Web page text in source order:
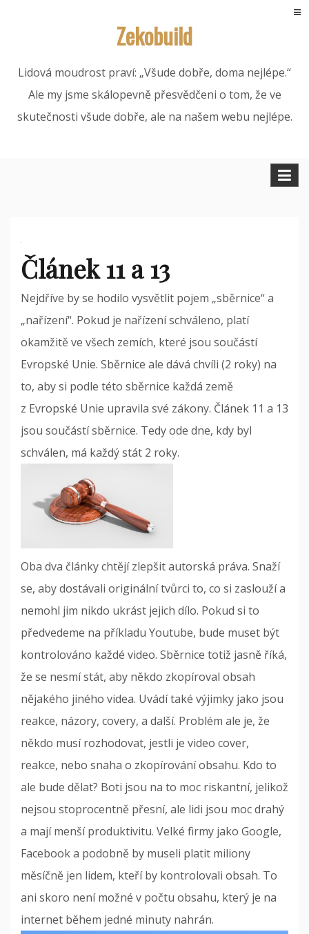
Zekobuild
Lidová moudrost praví: „Všude dobře, doma nejlépe.“
Ale my jsme skálopevně přesvědčeni o tom, že ve
skutečnosti všude dobře, ale na našem webu nejlépe.
Článek 11 a 13
Nejdříve by se hodilo vysvětlit pojem „sběrnice“ a
„nařízení“. Pokud je nařízení schváleno, platí
okamžitě ve všech zemích, které jsou součástí
Evropské Unie. Sběrnice ale dává chvíli (2 roky) na
to, aby si podle této sběrnice každá země
z Evropské Unie upravila své zákony. Článek 11 a 13
jsou součástí sběrnice. Tedy ode dne, kdy byl
schválen, má každý stát 2 roky.
Oba dva články chtějí zlepšit autorská práva. Snaží
se, aby dostávali originální tvůrci to, co si zaslouží a
nemohl jim nikdo ukrást jejich dílo. Pokud si to
předvedeme na příkladu Youtube, bude muset být
kontrolováno každé video. Sběrnice totiž jasně říká,
že se nesmí stát, aby někdo zkopíroval obsah
nějakého jiného videa. Uvádí také výjimky jako jsou
reakce, názory, covery, a další. Problém ale je, že
někdo musí rozhodovat, jestli je video cover,
reakce, nebo snaha o zkopírování obsahu. Kdo to
ale bude dělat? Boti jsou na to moc riskantní, jelikož
nejsou stoprocentně přesní, ale lidi jsou moc drahý
a mají menší produktivitu. Velké firmy jako Google,
Facebook a podobně by museli platit miliony
měsíčně jen lidem, kteří by kontrolovali obsah. To
ani skoro není možné v počtu obsahu, který je na
internet během jedné minuty nahrán.